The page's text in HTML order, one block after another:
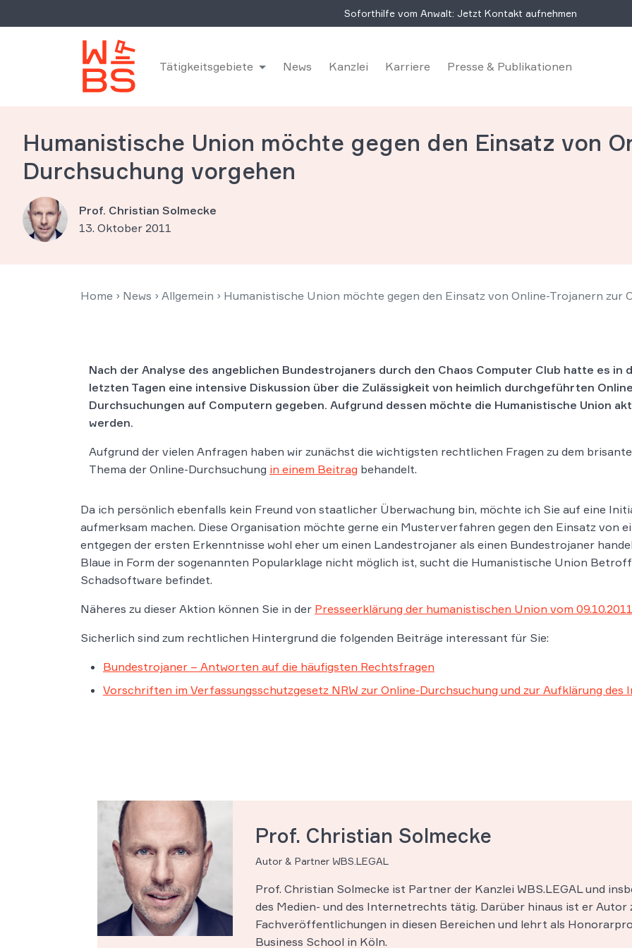
Soforthilfe vom Anwalt: Jetzt Kontakt aufnehmen
Tätigkeitsgebiete News Kanzlei Karriere Presse & Publikationen
Humanistische Union möchte gegen den Einsatz von
Durchsuchung vorgehen
Prof. Christian Solmecke
13. Oktober 2011
Home › News › Allgemein › Humanistische Union möchte gegen den Einsatz von Online-Trojanern zur
Nach der Analyse des angeblichen Bundestrojaners durch den Chaos Computer Club hatte es in
letzten Tagen eine intensive Diskussion über die Zulässigkeit von heimlich durchgeführten
Durchsuchungen auf Computern gegeben. Aufgrund dessen möchte die Humanistische Union
werden.
Aufgrund der vielen Anfragen haben wir zunächst die wichtigsten rechtlichen Fragen zu dem
Thema der Online-Durchsuchung in einem Beitrag behandelt.
Da ich persönlich ebenfalls kein Freund von staatlicher Überwachung bin, möchte ich Sie auf eine
aufmerksam machen. Diese Organisation möchte gerne ein Musterverfahren gegen den Einsatz von
entgegen der ersten Erkenntnisse wohl eher um einen Landestrojaner als einen Bundestrojaner
Blaue in Form der sogenannten Popularklage nicht möglich ist, sucht die Humanistische Union
Schadsoftware befindet.
Näheres zu dieser Aktion können Sie in der Presseerklärung der humanistischen Union vom 09.10.2011
Sicherlich sind zum rechtlichen Hintergrund die folgenden Beiträge interessant für Sie:
Bundestrojaner – Antworten auf die häufigsten Rechtsfragen
Vorschriften im Verfassungsschutzgesetz NRW zur Online-Durchsuchung und zur Aufklärung
Prof. Christian Solmecke
Autor & Partner WBS.LEGAL
Prof. Christian Solmecke ist Partner der Kanzlei WBS.LEGAL und
des Medien- und des Internetrechts tätig. Darüber hinaus ist er
Fachveröffentlichungen in diesen Bereichen und lehrt als
Business School in Köln.